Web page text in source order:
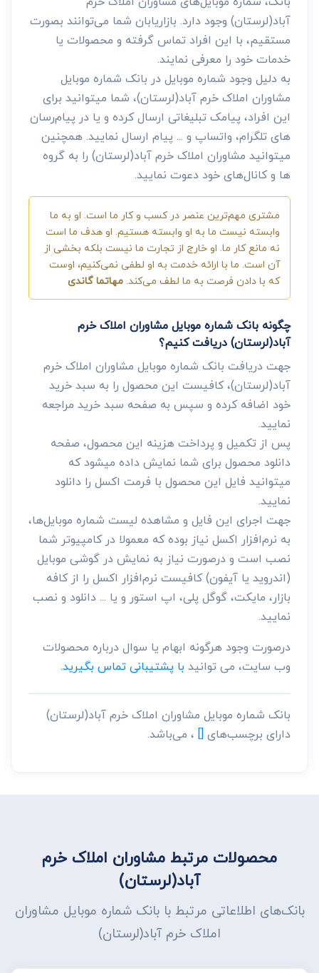
آباد(لرستان) وجود دارد. بازاریابان شما می‌توانند بصورت
مستقیم، با این افراد تماس گرفته و محصولات یا
خدمات خود را معرفی نمایند.
به دلیل وجود شماره موبایل در بانک شماره موبایل
مشاوران املاک خرم آباد(لرستان)، شما میتوانید برای
این افراد، پیامک تبلیغاتی ارسال کرده و یا در پیام‌رسان
های تلگرام، واتساپ و ... پیام ارسال نمایید. همچنین
میتوانید مشاوران املاک خرم آباد(لرستان) را به گروه
ها و کانال‌های خود دعوت نمایید.
مشتری مهم‌ترین عنصر در کسب و کار ما است. او به ما
وابسته نیست ما به او وابسته هستیم. او هدف ما است
نه مانع کار ما. او خارج از تجارت ما نیست بلکه بخشی از
آن است. ما با ارائه خدمت به او لطفی نمی‌کنیم، اوست
که با دادن فرصت به ما لطف می‌کند. مهاتما گاندی
چگونه بانک شماره موبایل مشاوران املاک خرم
آباد(لرستان) دریافت کنیم؟
جهت دریافت بانک شماره موبایل مشاوران املاک خرم
آباد(لرستان)، کافیست این محصول را به سبد خرید
خود اضافه کرده و سپس به صفحه سبد خرید مراجعه
نمایید.
پس از تکمیل و پرداخت هزینه این محصول، صفحه
دانلود محصول برای شما نمایش داده میشود که
میتوانید فایل این محصول با فرمت اکسل را دانلود
نمایید.
جهت اجرای این فایل و مشاهده لیست شماره موبایل‌ها،
به نرم‌افزار اکسل نیاز بوده که معمولا در کامپیوتر شما
نصب است و درصورت نیاز به نمایش در گوشی موبایل
(اندروید یا آیفون) کافیست نرم‌افزار اکسل را از کافه
بازار، مایکت، گوگل پلی، اپ استور و یا ... دانلود و نصب
نمایید.
درصورت وجود هرگونه ابهام یا سوال درباره محصولات
وب سایت، می توانید با پشتیبانی تماس بگیرید.
بانک شماره موبایل مشاوران املاک خرم آباد(لرستان)
دارای برچسب‌های[] ، می‌باشد.
محصولات مرتبط مشاوران املاک خرم
آباد(لرستان)
بانک‌های اطلاعاتی مرتبط با بانک شماره موبایل مشاوران
املاک خرم آباد(لرستان)